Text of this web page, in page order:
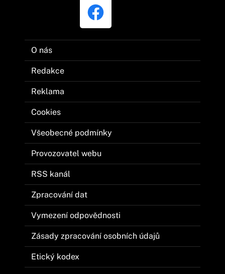
O nás
Redakce
Reklama
Cookies
Všeobecné podmínky
Provozovatel webu
RSS kanál
Zpracování dat
Vymezení odpovědnosti
Zásady zpracování osobních údajů
Etický kodex